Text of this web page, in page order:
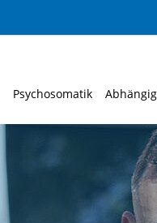
Psychosomatik